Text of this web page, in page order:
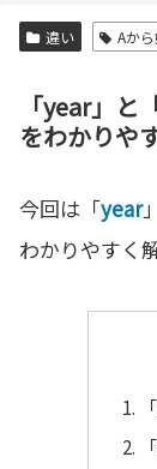
違い Aか
「year」
をわかりや
今回は「year
わかりやすく